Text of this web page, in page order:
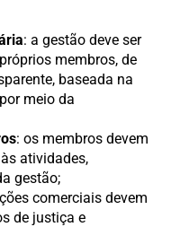
: a gestão deve ser
membros, de
baseada na
meio da
: os membros devem
atividades,
gestão;
comerciais devem
de justiça e